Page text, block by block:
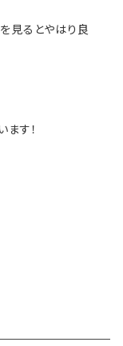
見るとやはり良
ます！